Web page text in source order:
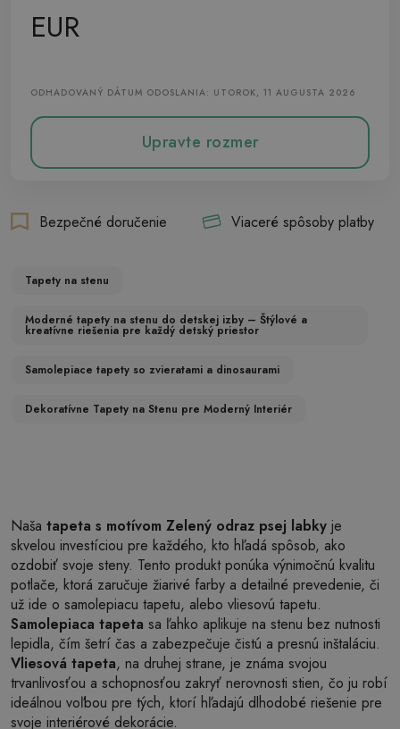
EUR
ODHADOVANÝ DÁTUM ODOSLANIA: UTOROK, 11 AUGUSTA 2026
Upravte rozmer
Bezpečné doručenie Viaceré spôsoby platby
Tapety na stenu
Moderné tapety na stenu do detskej izby – Štýlové a
kreatívne riešenia pre každý detský priestor
Samolepiace tapety so zvieratami a dinosaurami
Dekoratívne Tapety na Stenu pre Moderný Interiér
Naša tapeta s motívom Zelený odraz psej labky je
skvelou investíciou pre každého, kto hľadá spôsob, ako
ozdobiť svoje steny. Tento produkt ponúka výnimočnú kvalitu
potlače, ktorá zaručuje žiarivé farby a detailné prevedenie, či
už ide o samolepiacu tapetu, alebo vliesovú tapetu.
Samolepiaca tapeta sa ľahko aplikuje na stenu bez nutnosti
lepidla, čím šetrí čas a zabezpečuje čistú a presnú inštaláciu.
Vliesová tapeta, na druhej strane, je známa svojou
trvanlivosťou a schopnosťou zakryť nerovnosti stien, čo ju robí
ideálnou voľbou pre tých, ktorí hľadajú dlhodobé riešenie pre
svoje interiérové dekorácie.